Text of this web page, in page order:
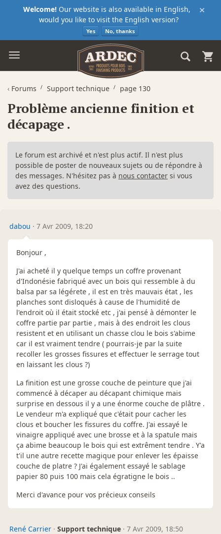
×
Welcome! Our website is also available in English,
would you like to visit the English version?
Yes No, thanks
‹ Forums Support technique page 130
Problème ancienne finition et
décapage .
Le forum est archivé et n'est plus actif. Il n'est plus
possible de poster de nouveaux sujets ou de répondre à
des messages. N'hésitez pas à nous contacter si vous
avez des questions.
dabou · 7 Avr 2009, 18:20
Bonjour ,
J'ai acheté il y quelque temps un coffre provenant
d'Indonésie fabriqué avec un bois qui ressemble à du
balsa par sa légérete , il est en très mauvais état , les
planches sont disloqués à cause de l'humidité de
l'endroit où il était stocké etc , j'ai pensé à démonter le
coffre partie par partie , mais à des endroit les clous
resistent et en utilisant un chasse clou le bois s'abime
car il est vraiment tendre ( pourrais-je par la suite
recoller les grosses fissures et effectuer le serrage tout
en laissant les clous ?)
La finition est une grosse couche de peinture que j'ai
commencé à décaper au décapant chimique mais
surprise en dessous il y a une énorme couche de plâtre .
Le vendeur m'a expliqué que c'était pour cacher les
clous et boucher les fissures du coffre. J'ai essayé le
vinaigre appliqué avec une brosse et à la spatule mais
ça abime beaucoup le bois qui est extrêment tendre . Y'a
t'il une autre recette magique pour enlever les épaisse
couche de platre ? J'ai également essayé le sablage
papier 80 puis 100 mais cela égratigne le bois ..
Merci d'avance pour vos précieux conseils
René Carrier · Support technique · 7 Avr 2009, 18:50